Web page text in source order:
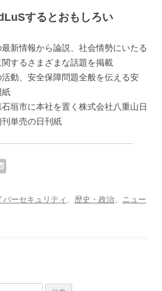
するとおもしろい
最新情報から論説、社会情勢にいたる
するさまざまな話題を掲載
活動、安全保障問題全般を伝える安
紙
石垣市に本社を置く株式会社八重山日
単売の日刊紙
バーセキュリティ 歴史・政治
ニュー